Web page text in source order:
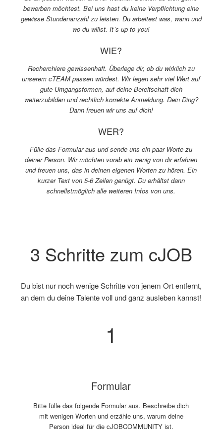
bewerben möchtest. Bei uns hast du keine Verpflichtung eine
gewisse Stundenanzahl zu leisten. Du arbeitest was, wann und
wo du willst. It´s up to you!
WIE?
Recherchiere gewissenhaft. Überlege dir, ob du wirklich zu
unserem cTEAM passen würdest. Wir legen sehr viel Wert auf
gute Umgangsformen, auf deine Bereitschaft dich
weiterzubilden und rechtlich korrekte Anmeldung. Dein Ding?
Dann freuen wir uns auf dich!
WER?
Fülle das Formular aus und sende uns ein paar Worte zu
deiner Person. Wir möchten vorab ein wenig von dir erfahren
und freuen uns, das in deinen eigenen Worten zu hören. Ein
kurzer Text von 5-6 Zeilen genügt. Du erhältst dann
schnellstmöglich alle weiteren Infos von uns.
3 Schritte zum cJOB
Du bist nur noch wenige Schritte von jenem Ort entfernt,
an dem du deine Talente voll und ganz ausleben kannst!
1
Formular
Bitte fülle das folgende Formular aus. Beschreibe dich
mit wenigen Worten und erzähle uns, warum deine
Person ideal für die cJOBCOMMUNITY ist.